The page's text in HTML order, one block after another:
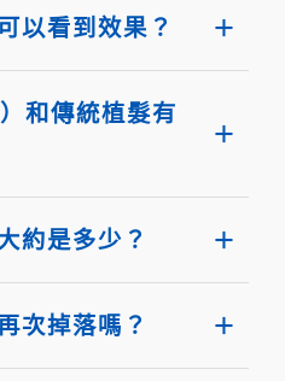
以看到效果？
和傳統植髮有
約是多少？
次掉落嗎？